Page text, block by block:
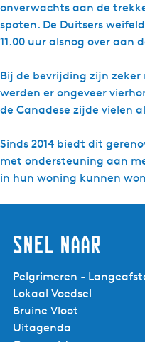
onverwachts aan de
spoten. De Duitsers
11.00 uur alsnog over aan
Bij de bevrijding zijn zeker
werden er ongeveer
de Canadese zijde vielen
Sinds 2014 biedt dit
met ondersteuning aan
in hun woning kunnen
Snel naar
Pelgrimeren -
Lokaal Voedsel
Bruine Vloot
Uitagenda